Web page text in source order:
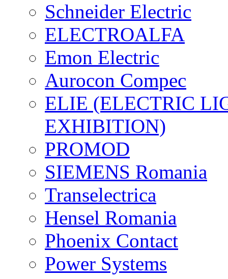
Schneider Electric
ELECTROALFA
Emon Electric
Aurocon Compec
ELIE (ELECTRIC
EXHIBITION)
PROMOD
SIEMENS Romania
Transelectrica
Hensel Romania
Phoenix Contact
Power Systems